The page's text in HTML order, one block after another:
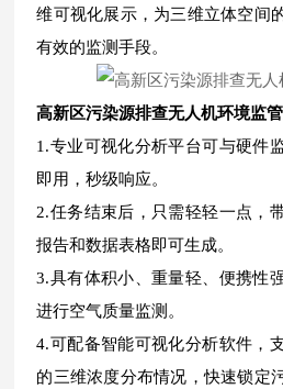
维可视化展示，为三维立体空间
有效的监测手段。
高新区污染源排查无人机环境监
1.专业可视化分析平台可与硬件
即用，秒级响应。
2.任务结束后，只需轻轻一点，
报告和数据表格即可生成。
3.具有体积小、重量轻、便携性
进行空气质量监测。
4.可配备智能可视化分析软件，
的三维浓度分布情况，快速锁定